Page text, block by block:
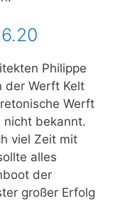
Philippe
der Werft Kelt
Werft
nicht bekannt.
viel Zeit mit
alles
der
großer Erfolg